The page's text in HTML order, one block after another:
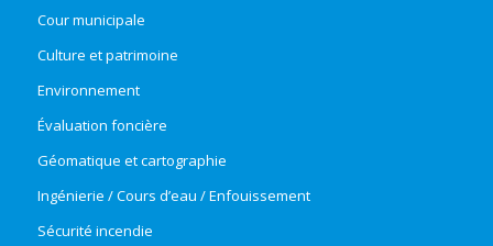
Cour municipale
Culture et patrimoine
Environnement
Évaluation foncière
Géomatique et cartographie
Ingénierie / Cours d’eau / Enfouissement
Sécurité incendie